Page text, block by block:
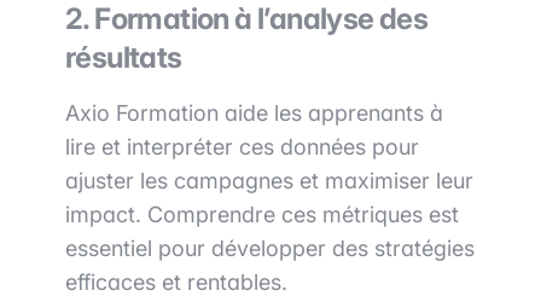
2. Formation à l’analyse des
résultats
Axio Formation aide les apprenants à
lire et interpréter ces données pour
ajuster les campagnes et maximiser leur
impact. Comprendre ces métriques est
essentiel pour développer des stratégies
efficaces et rentables.